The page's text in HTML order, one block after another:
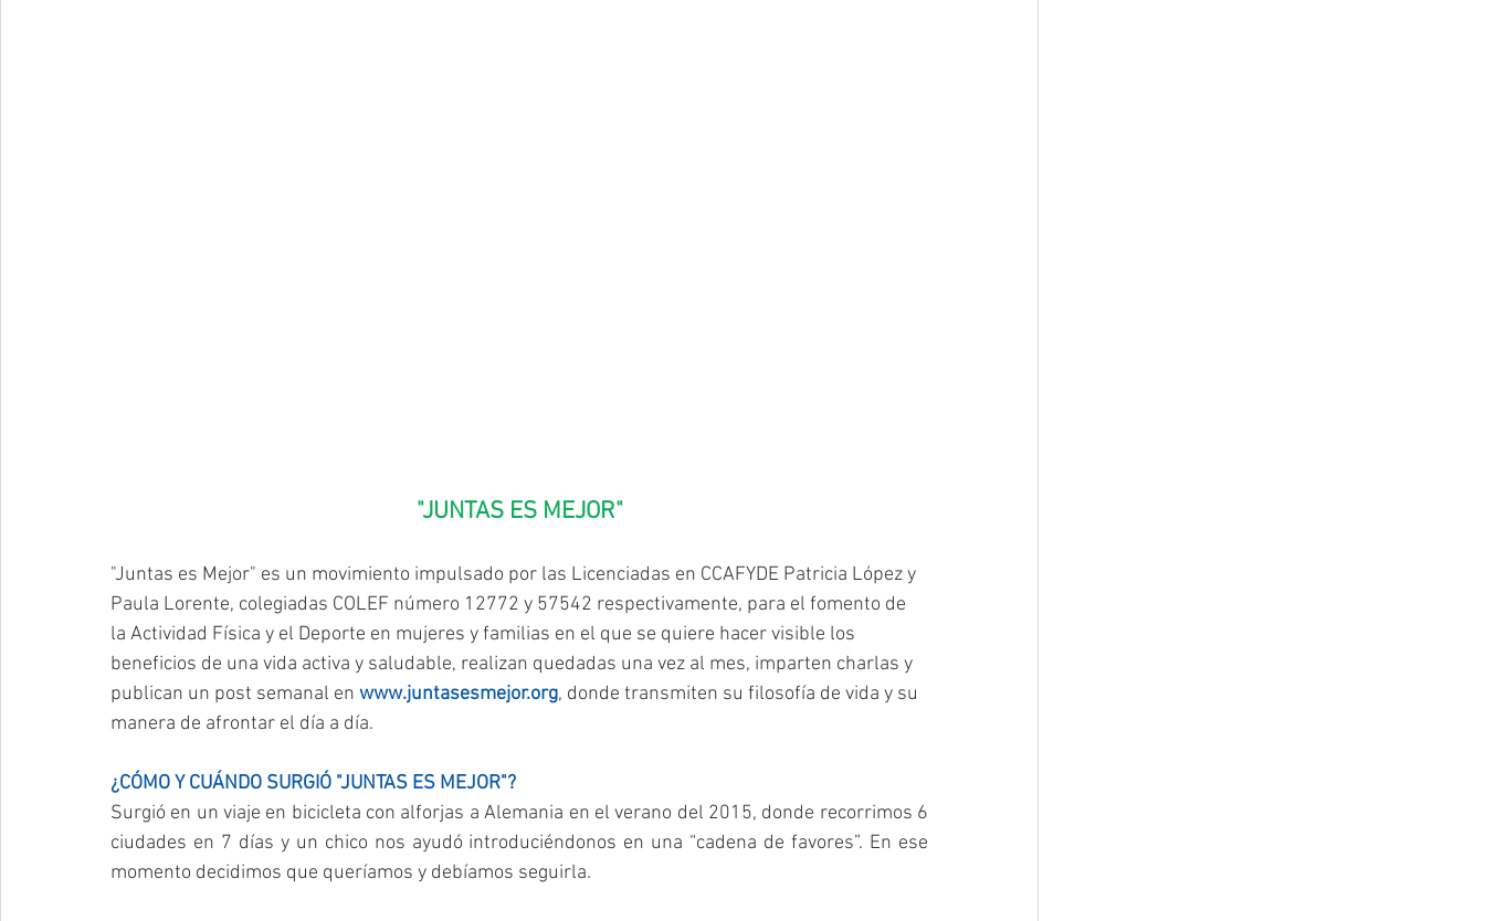
"JUNTAS ES MEJOR"
"Juntas es Mejor" es un movimiento impulsado por las Licenciadas en CCAFYDE Patricia López y
Paula Lorente, colegiadas COLEF número 12772 y 57542 respectivamente, para el fomento de
la Actividad Física y el Deporte en mujeres y familias en el que se quiere hacer visible los
beneficios de una vida activa y saludable, realizan quedadas una vez al mes, imparten charlas y
publican un post semanal en www.juntasesmejor.org, donde transmiten su filosofía de vida y su
manera de afrontar el día a día.
¿CÓMO Y CUÁNDO SURGIÓ "JUNTAS ES MEJOR"?
Surgió en un viaje en bicicleta con alforjas a Alemania en el verano del 2015, donde recorrimos 6
ciudades en 7 días y un chico nos ayudó introduciéndonos en una “cadena de favores”. En ese
momento decidimos que queríamos y debíamos seguirla.